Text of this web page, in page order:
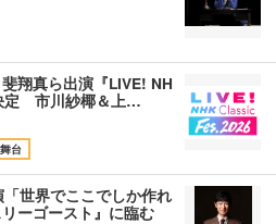
翔真ら出演『LIVE! NH
定 市川紗椰＆上…
舞台
世界でここでしか作れ
ーゴースト』に臨む